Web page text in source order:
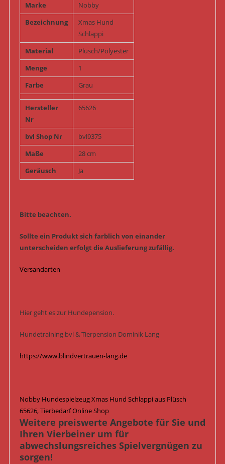
Marke
Nobby
Bezeichnung
Xmas Hund
Schlappi
Material
Plüsch/Polyester
Menge
1
Farbe
Grau
Hersteller
Nr
65626
bvl Shop Nr
bvl9375
Maße
28 cm
Geräusch
Ja
Bitte beachten.
Sollte ein Produkt sich farblich von einander
unterscheiden erfolgt die Auslieferung zufällig.
Versandarten
Hier geht es zur Hundepension.
Hundetraining bvl & Tierpension Dominik Lang
https://www.blindvertrauen-lang.de
Nobby Hundespielzeug Xmas Hund Schlappi aus Plüsch
65626, Tierbedarf Online Shop
Weitere preiswerte Angebote für Sie und
Ihren Vierbeiner um für
abwechslungsreiches Spielvergnügen zu
sorgen!